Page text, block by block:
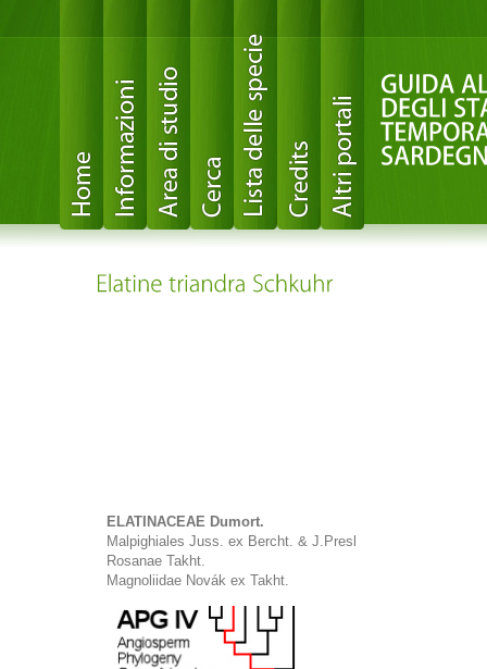
ELATINACEAE Dumort.
Malpighiales Juss. ex Bercht. & J.Presl
Rosanae Takht.
Magnoliidae Novák ex Takht.